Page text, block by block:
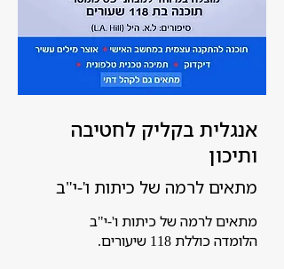
אנגלית בקליק לחטיבה
ותיכון
מתאים לרמה של כיתות ו'-י"ב
מתאים לרמה של כיתות ו'-י"ב
הלומדה כוללת 118 שיעורים.